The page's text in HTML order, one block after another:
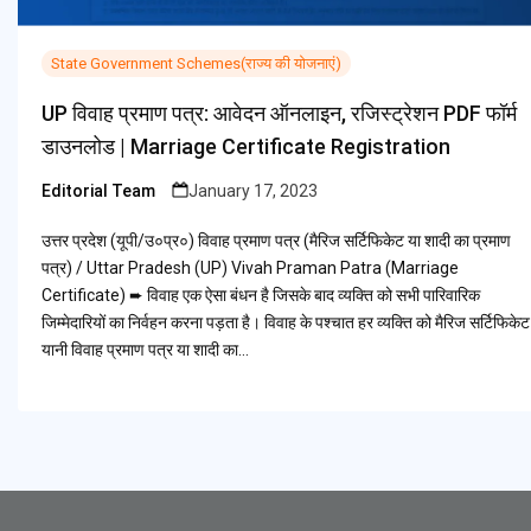
State Government Schemes(राज्य की योजनाएं)
UP विवाह प्रमाण पत्र: आवेदन ऑनलाइन, रजिस्ट्रेशन PDF फॉर्म
डाउनलोड | Marriage Certificate Registration
Posted
Editorial Team January 17, 2023
उत्तर प्रदेश (यूपी/उ०प्र०) विवाह प्रमाण पत्र (मैरिज सर्टिफिकेट या शादी का प्रमाण
पत्र) / Uttar Pradesh (UP) Vivah Praman Patra (Marriage
Certificate) ➨ विवाह एक ऐसा बंधन है जिसके बाद व्यक्ति को सभी पारिवारिक
जिम्मेदारियों का निर्वहन करना पड़ता है। विवाह के पश्चात हर व्यक्ति को मैरिज सर्टिफिकेट
यानी विवाह प्रमाण पत्र या शादी का…